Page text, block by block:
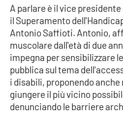
Ambiente
Cronaca
Cultura
Economia e Lavoro
A parlare è il vice
il Superamento
Antonio Saffioti. Antonio,
muscolare dall'età di due
impegna per sensibilizzare
pubblica sul tema
i disabili, proponendo
giungere il più vicino
denunciando le barriere